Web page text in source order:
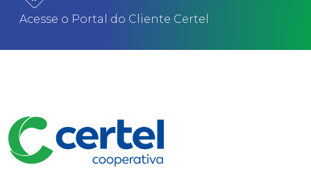
Acesse o Portal do Cliente Certel